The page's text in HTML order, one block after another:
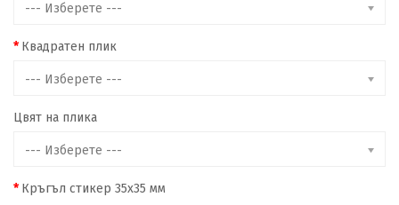
--- Изберете ---
Квадратен плик
--- Изберете ---
Цвят на плика
--- Изберете ---
Кръгъл стикер 35х35 мм